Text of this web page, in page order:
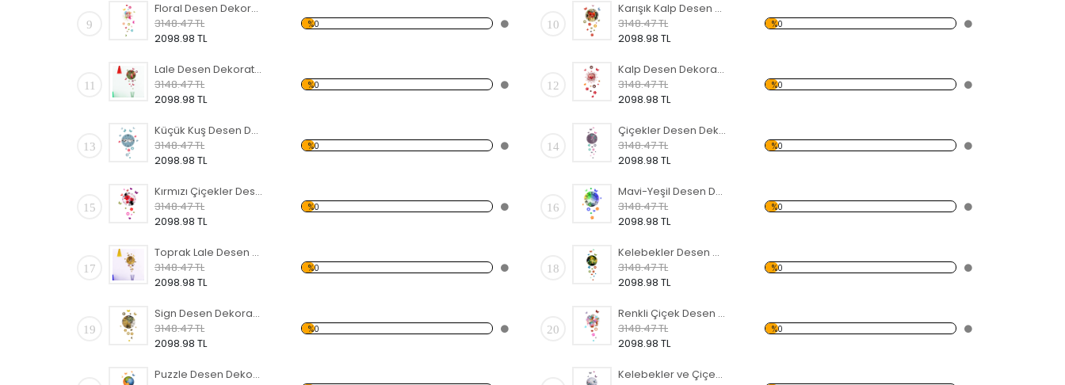
9
Floral Desen Dekoratif Saat
3148.47 TL
2098.98 TL
%0 10
Karışık Kalp Desen Dekoratif Saat
3148.47 TL
2098.98 TL
%0
11
Lale Desen Dekoratif Saat
3148.47 TL
2098.98 TL
%0 12
Kalp Desen Dekoratif Saat
3148.47 TL
2098.98 TL
%0
13
Küçük Kuş Desen Dekoratif Saat
3148.47 TL
2098.98 TL
%0 14
Çiçekler Desen Dekoratif Saat
3148.47 TL
2098.98 TL
%0
15
Kırmızı Çiçekler Desen Dekoratif Saat
3148.47 TL
2098.98 TL
%0 16
Mavi-Yeşil Desen Dekoratif Saat
3148.47 TL
2098.98 TL
%0
17
Toprak Lale Desen Dekoratif Saat
3148.47 TL
2098.98 TL
%0 18
Kelebekler Desen Dekoratif Saat
3148.47 TL
2098.98 TL
%0
19
Sign Desen Dekoratif Saat
3148.47 TL
2098.98 TL
%0 20
Renkli Çiçek Desen Dekoratif Saat
3148.47 TL
2098.98 TL
%0
Puzzle Desen Dekoratif Saat
Kelebekler ve Çiçek Desen Dekoratif Saat